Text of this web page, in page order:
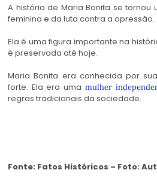
A história de Maria Bonita se tornou
feminina e da luta contra a opressão.
Ela é uma figura importante na
é preservada até hoje.
Maria Bonita era conhecida por
forte. Ela era uma mulher
regras tradicionais da sociedade.
Fonte: Fatos Históricos – Foto: